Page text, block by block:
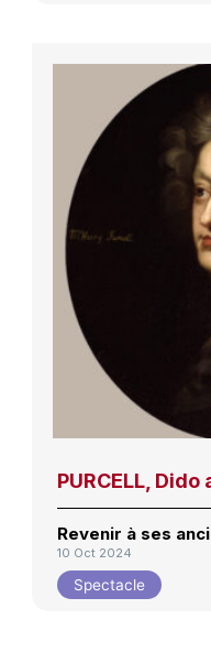
PURCELL,
Revenir à ses
10 Oct 2024
Spectacle